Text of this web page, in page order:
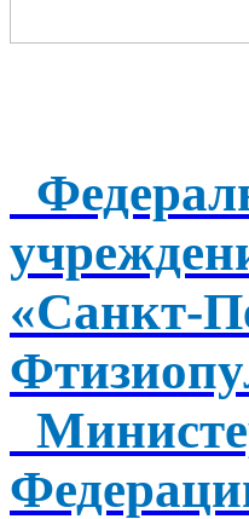
«Санкт-